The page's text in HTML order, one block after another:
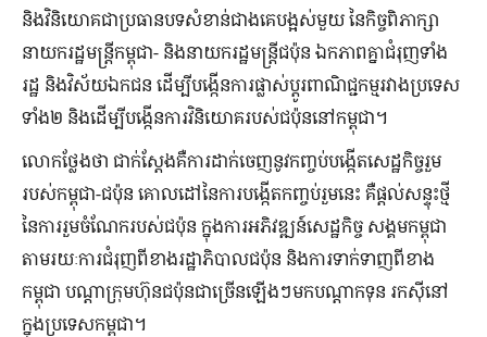
និងវិនិយោគជាប្រធានបទសំខាន់ជាងគេបង្អស់មួយ នៃកិច្ចពិភាក្សា
នាយករដ្ឋមន្រ្តីកម្ពុជា- និងនាយករដ្ឋមន្រ្ដីជប៉ុន ឯកភាពគ្នាជំរុញទាំង
រដ្ឋ និងវិស័យឯកជន ដើម្បីបង្កើនការផ្លាស់ប្ដូរពាណិជ្ជកម្មរវាងប្រទេស
ទាំង២ និងដើម្បីបង្កើនការវិនិយោគរបស់ជប៉ុននៅកម្ពុជា។
លោកថ្លែងថា ជាក់ស្ដែងគឺការដាក់ចេញនូវកញ្ចប់បង្កើតសេដ្ឋកិច្ចរួម
របស់កម្ពុជា-ជប៉ុន គោលដៅនៃការបង្កើតកញ្ចប់រួមនេះ គឺផ្ដល់សន្ទុះថ្មី
នៃការរួមចំណែករបស់ជប៉ុន ក្នុងការអភិវឌ្ឍន៍សេដ្ឋកិច្ច សង្គមកម្ពុជា
តាមរយៈការជំរុញពីខាងរដ្ឋាភិបាលជប៉ុន និងការទាក់ទាញពីខាង
កម្ពុជា បណ្ដាក្រុមហ៊ុនជប៉ុនជាច្រើនឡើងៗមកបណ្ដាកទុន រកស៊ីនៅ
ក្នុងប្រទេសកម្ពុជា។